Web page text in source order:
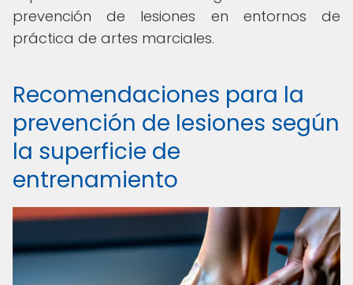
prevención de lesiones en entornos de
práctica de artes marciales.
Recomendaciones para la
prevención de lesiones según
la superficie de
entrenamiento